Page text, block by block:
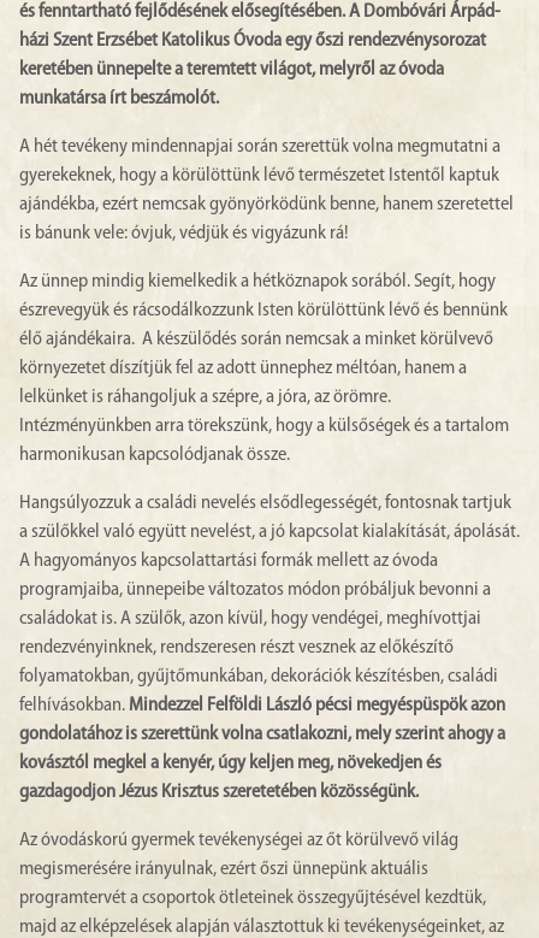
és fenntartható fejlődésének elősegítésében. A Dombóvári Árpád-
házi Szent Erzsébet Katolikus Óvoda egy őszi rendezvénysorozat
keretében ünnepelte a teremtett világot, melyről az óvoda
munkatársa írt beszámolót.
A hét tevékeny mindennapjai során szerettük volna megmutatni a
gyerekeknek, hogy a körülöttünk lévő természetet Istentől kaptuk
ajándékba, ezért nemcsak gyönyörködünk benne, hanem szeretettel
is bánunk vele: óvjuk, védjük és vigyázunk rá!
Az ünnep mindig kiemelkedik a hétköznapok sorából. Segít, hogy
észrevegyük és rácsodálkozzunk Isten körülöttünk lévő és bennünk
élő ajándékaira. A készülődés során nemcsak a minket körülvevő
környezetet díszítjük fel az adott ünnephez méltóan, hanem a
lelkünket is ráhangoljuk a szépre, a jóra, az örömre.
Intézményünkben arra törekszünk, hogy a külsőségek és a tartalom
harmonikusan kapcsolódjanak össze.
Hangsúlyozzuk a családi nevelés elsődlegességét, fontosnak tartjuk
a szülőkkel való együtt nevelést, a jó kapcsolat kialakítását, ápolását.
A hagyományos kapcsolattartási formák mellett az óvoda
programjaiba, ünnepeibe változatos módon próbáljuk bevonni a
családokat is. A szülők, azon kívül, hogy vendégei, meghívottjai
rendezvényinknek, rendszeresen részt vesznek az előkészítő
folyamatokban, gyűjtőmunkában, dekorációk készítésben, családi
felhívásokban. Mindezzel Felföldi László pécsi megyéspüspök azon
gondolatához is szerettünk volna csatlakozni, mely szerint ahogy a
kovásztól megkel a kenyér, úgy keljen meg, növekedjen és
gazdagodjon Jézus Krisztus szeretetében közösségünk.
Az óvodáskorú gyermek tevékenységei az őt körülvevő világ
megismerésére irányulnak, ezért őszi ünnepünk aktuális
programtervét a csoportok ötleteinek összegyűjtésével kezdtük,
majd az elképzelések alapján választottuk ki tevékenységeinket, az